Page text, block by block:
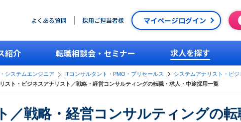
よくある質問 採用ご担当者様 マイページログイン
紹介 転職相談会・セミナー 求人を探す
システムエンジニア ITコンサルタント・PMO・プリセールス
システムアナリスト・ビジ
スト・ビジネスアナリスト／戦略・経営コンサルティングの転職・求人・中途採用一覧
戦略・経営コンサルティングの転